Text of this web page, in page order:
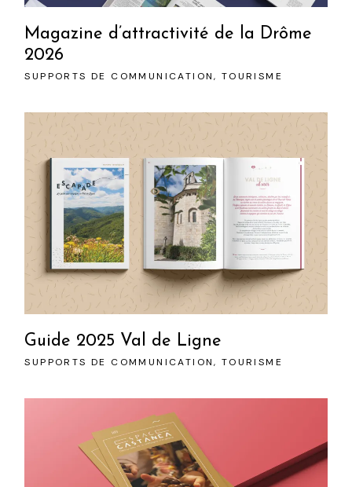
Magazine d’attractivité de la Drôme
2026
SUPPORTS DE COMMUNICATION TOURISME
Guide 2025 Val de Ligne
SUPPORTS DE COMMUNICATION TOURISME